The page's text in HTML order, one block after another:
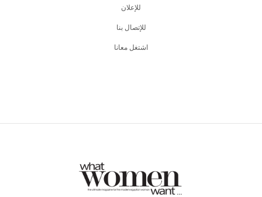
للإعلان
للإتصال بنا
اشتغل معانا